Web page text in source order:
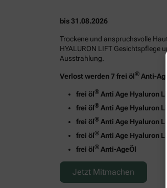
bis 31.08.2026
Trockene und anspruchsvolle
HYALURON LIFT Gesichtspflege
Ausstrahlung.
Verlost werden 7 frei öl® Anti-
frei öl® Anti Age Hyaluron
frei öl® Anti Age Hyaluron
frei öl® Anti Age Hyaluron
frei öl® Anti Age Hyaluron
frei öl® Anti-AgeÖl
Jetzt Mitmachen